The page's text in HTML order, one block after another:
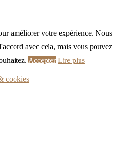
améliorer votre expérience. Nous
avec cela, mais vous pouvez
Accepter Lire plus
cookies